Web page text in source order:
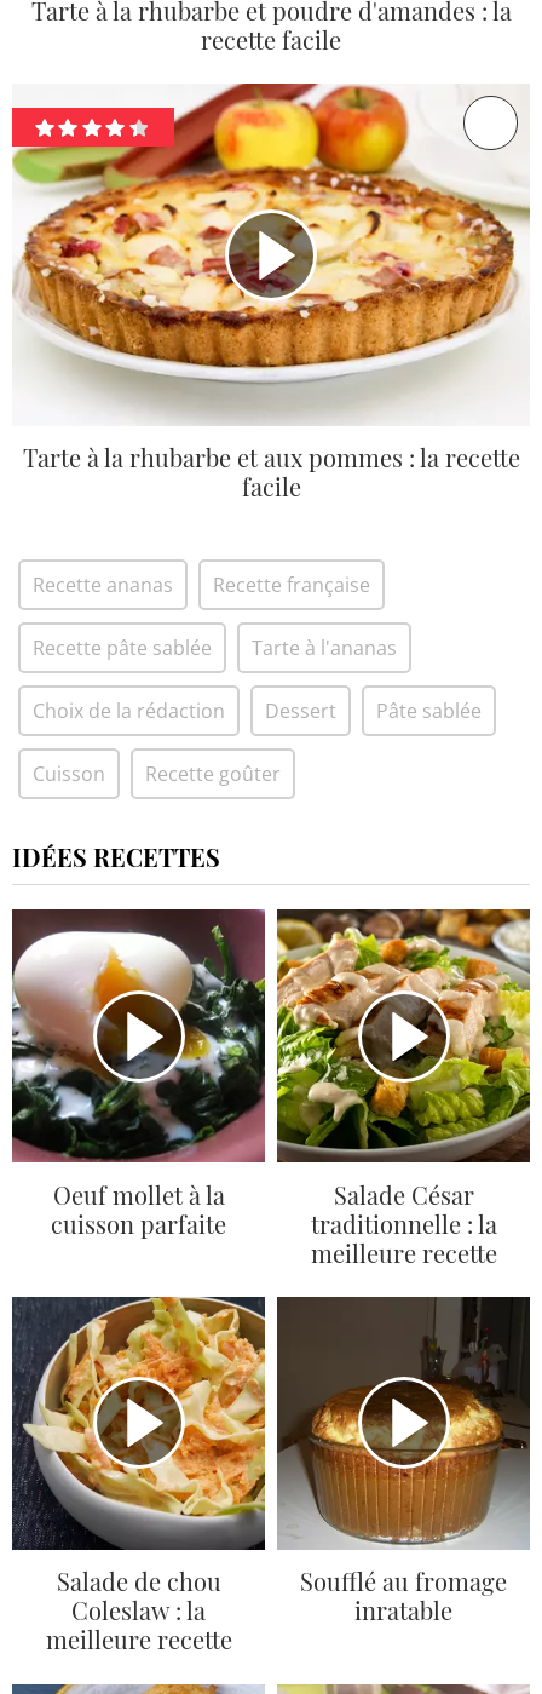
Tarte à la rhubarbe et poudre d'amandes : la
recette facile
Tarte à la rhubarbe et aux pommes : la recette
facile
Recette ananas Recette française
Recette pâte sablée Tarte à l'ananas
Choix de la rédaction Dessert Pâte sablée
Cuisson Recette goûter
IDÉES RECETTES
Oeuf mollet à la
cuisson parfaite
Salade César
traditionnelle : la
meilleure recette
Salade de chou
Coleslaw : la
meilleure recette
Soufflé au fromage
inratable